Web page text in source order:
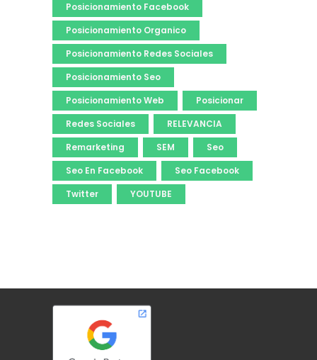
Posicionamiento Facebook
Posicionamiento Organico
Posicionamiento Redes Sociales
Posicionamiento Seo
Posicionamiento Web
Posicionar
Redes Sociales
RELEVANCIA
Remarketing
SEM
Seo
Seo En Facebook
Seo Facebook
Twitter
YOUTUBE